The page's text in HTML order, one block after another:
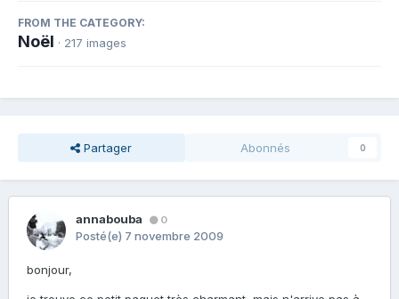
FROM THE CATEGORY:
Noël · 217 images
Partager Abonnés 0
annabouba 0
Posté(e) 7 novembre 2009
bonjour,